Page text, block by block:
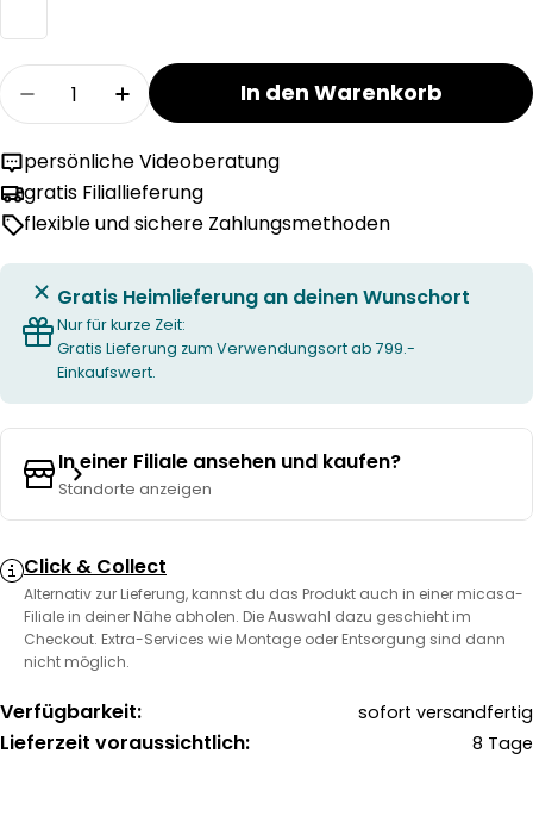
Menge
Menge für ARIADNO Teppich verringern
Menge für ARIADNO Teppich erhöhen
In den Warenkorb
persönliche Videoberatung
gratis Filiallieferung
flexible und sichere Zahlungsmethoden
Gratis Heimlieferung an deinen Wunschort
Nur für kurze Zeit:
Gratis Lieferung zum Verwendungsort ab 799.-
Einkaufswert.
In einer Filiale ansehen und kaufen?
Standorte anzeigen
Click & Collect
Alternativ zur Lieferung, kannst du das Produkt auch in einer micasa-
Filiale in deiner Nähe abholen. Die Auswahl dazu geschieht im
Checkout. Extra-Services wie Montage oder Entsorgung sind dann
nicht möglich.
Verfügbarkeit: sofort versandfertig
Lieferzeit voraussichtlich: 8 Tage